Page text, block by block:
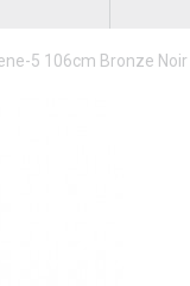
5 106cm Bronze Noir